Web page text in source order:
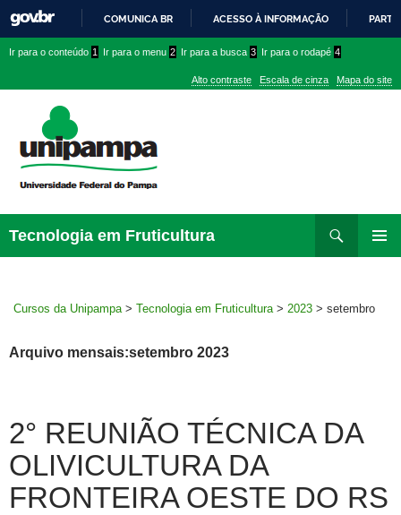
PARA
CONTEÚDO
COMUNICA BR ACESSO À INFORMAÇÃO
conteúdo
menu
superior
menu
Ir para o conteúdo 1 Ir para o menu 2 Ir para a busca 3 Ir para o rodapé 4
Alto contraste Escala de cinza Mapa do site
Tecnologia em Fruticultura
para
Cursos da Unipampa > Tecnologia em Fruticultura > 2023 > setembro
Arquivo mensais:setembro 2023
2° REUNIÃO TÉCNICA DA
OLIVICULTURA DA
FRONTEIRA OESTE DO RS